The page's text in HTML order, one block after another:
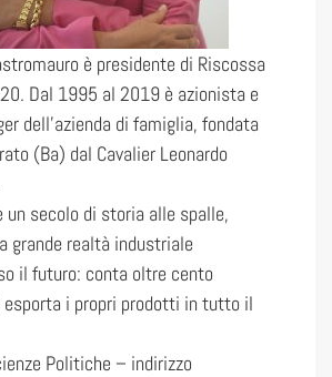
è presidente di Riscossa
Dal 1995 al 2019 è azionista e
dell’azienda di famiglia, fondata
(Ba) dal Cavalier Leonardo
un secolo di storia alle spalle,
grande realtà industriale
il futuro: conta oltre cento
esporta i propri prodotti in tutto il
Politiche – indirizzo